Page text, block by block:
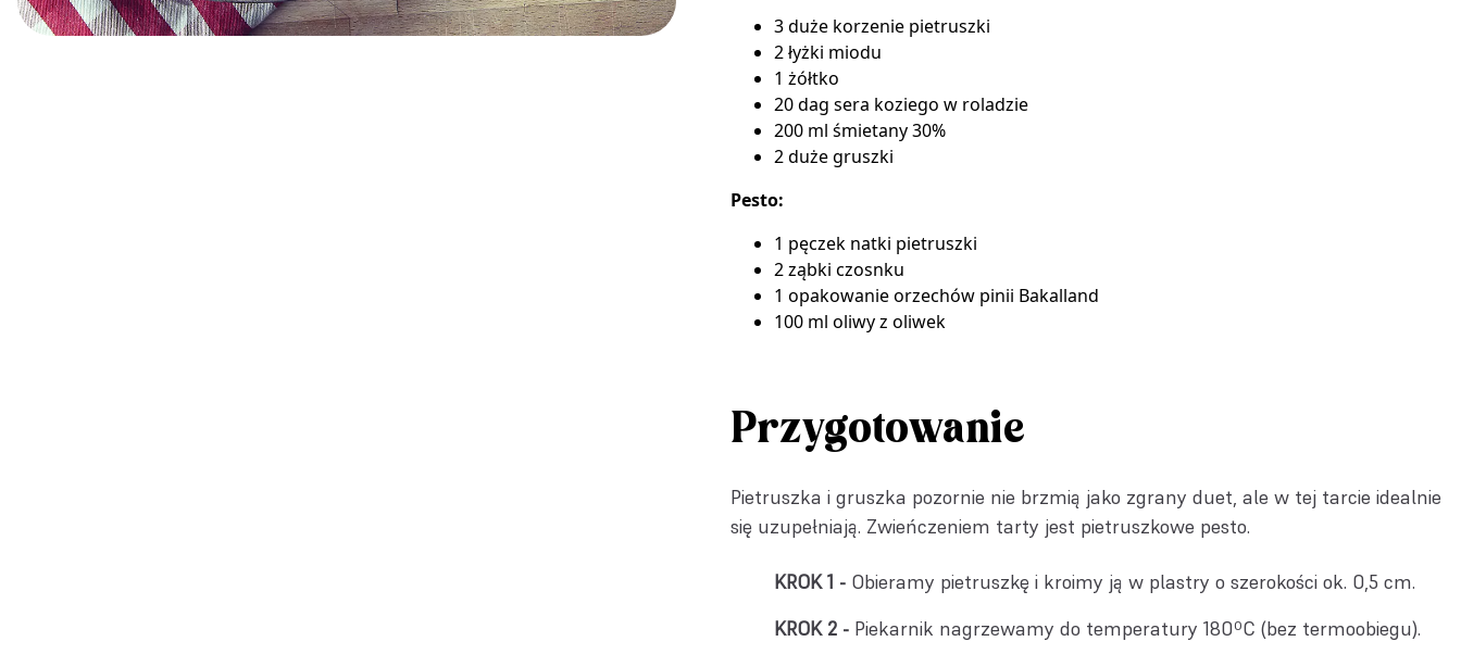
3 duże korzenie pietruszki
2 łyżki miodu
1 żółtko
20 dag sera koziego w roladzie
200 ml śmietany 30%
2 duże gruszki
Pesto:
1 pęczek natki pietruszki
2 ząbki czosnku
1 opakowanieorzechów pinii Bakalland
100 ml oliwy z oliwek
Przygotowanie
Pietruszka i gruszka pozornie nie brzmią jako zgrany duet, ale w tej tarcie idealnie
się uzupełniają. Zwieńczeniem tarty jest pietruszkowe pesto.
Obieramy pietruszkę i kroimy ją w plastry o szerokości ok. 0,5 cm.
Piekarnik nagrzewamy do temperatury 180ºC (bez termoobiegu).